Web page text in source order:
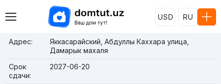
USD RU
Адрес:
Яккасарайский, Абдуллы Каххара улица,
Дамарык махаля
Срок
сдачи:
2027-06-20